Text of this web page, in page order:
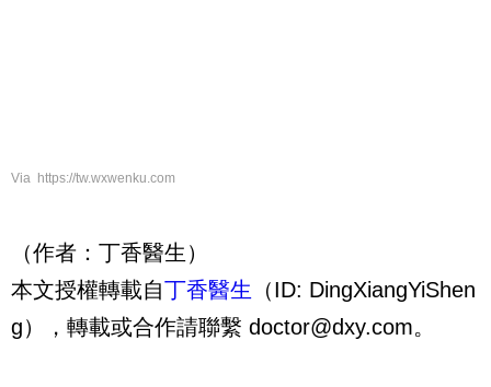
Via https://tw.wxwenku.com
（作者：丁香醫生）
本文授權轉載自丁香醫生 （ID: DingXiangYiShen
g），轉載或合作請聯繫 doctor@dxy.com。